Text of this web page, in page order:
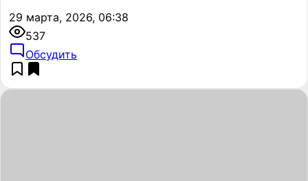
29 марта, 2026, 06:38
537
Обсудить